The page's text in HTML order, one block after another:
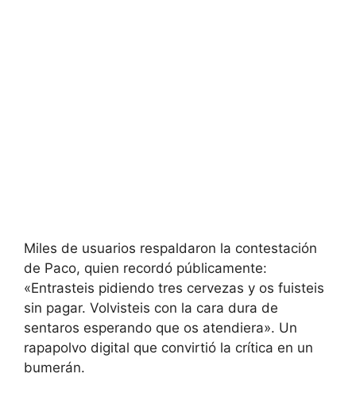
Miles de usuarios respaldaron la contestación
de Paco, quien recordó públicamente:
«Entrasteis pidiendo tres cervezas y os fuisteis
sin pagar. Volvisteis con la cara dura de
sentaros esperando que os atendiera». Un
rapapolvo digital que convirtió la crítica en un
bumerán.